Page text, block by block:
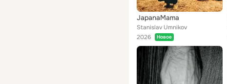
JapanaMama
Stanislav Umnikov
2026
Новое